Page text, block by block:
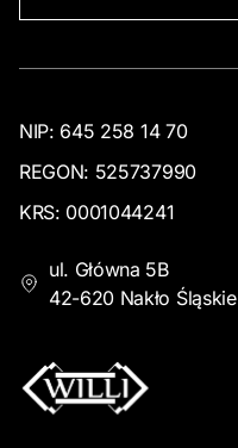
NIP: 645 258 14 70
REGON: 525737990
KRS: 0001044241
ul. Główna 5B
42-620 Nakło Śląskie